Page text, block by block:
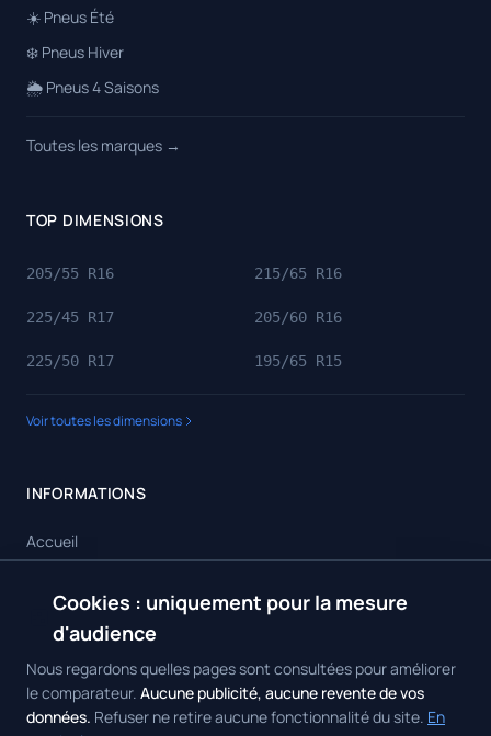
☀️ Pneus Été
❄️ Pneus Hiver
🌦️ Pneus 4 Saisons
Toutes les marques →
TOP DIMENSIONS
205/55 R16 215/65 R16
225/45 R17 205/60 R16
225/50 R17 195/65 R15
Voir toutes les dimensions
INFORMATIONS
Accueil
Toutes les marques
Contact
Cookies : uniquement pour la mesure
d'audience
Nous regardons quelles pages sont consultées pour améliorer
le comparateur. Aucune publicité, aucune revente de vos
données. Refuser ne retire aucune fonctionnalité du site. En